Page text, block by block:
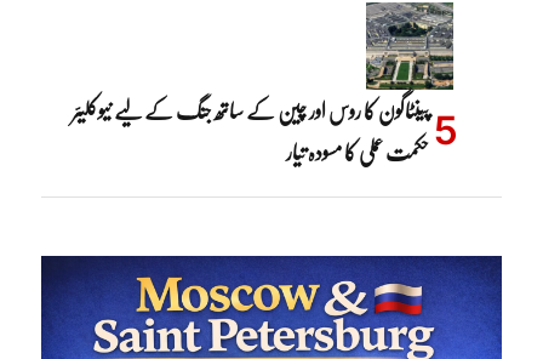
پینٹاگون کا روس اور چین کے ساتھ جنگ کے لیے نیوکلیئر
حکمت عملی کا مسودہ تیار